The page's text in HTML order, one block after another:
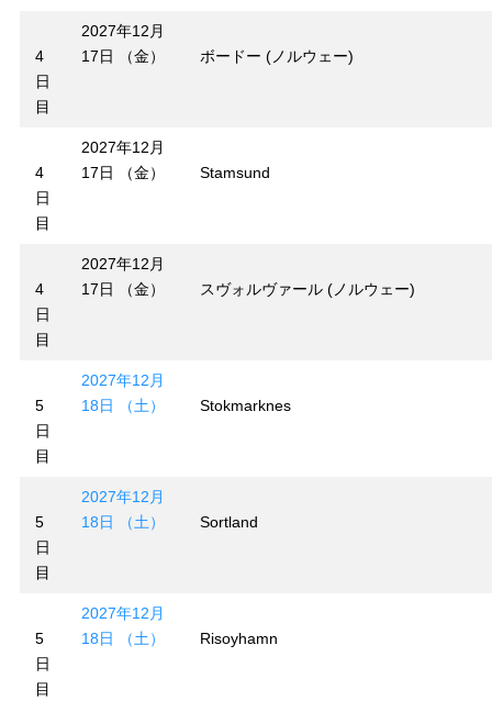
4
日
目
2027年12月
17日 （金）
ボードー (ノルウェー)
4
日
目
2027年12月
17日 （金）
Stamsund
4
日
目
2027年12月
17日 （金）
スヴォルヴァール (ノルウェー)
5
日
目
2027年12月
18日 （土）
Stokmarknes
5
日
目
2027年12月
18日 （土）
Sortland
5
日
目
2027年12月
18日 （土）
Risoyhamn